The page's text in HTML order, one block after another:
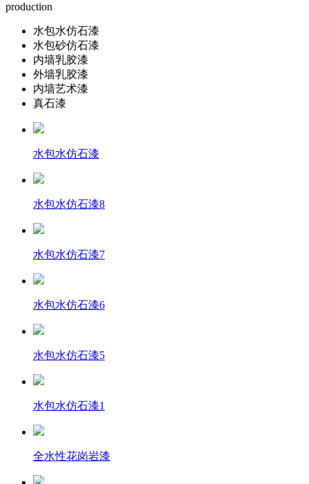
production
水包水仿石漆
水包砂仿石漆
内墙乳胶漆
外墙乳胶漆
内墙艺术漆
真石漆
水包水仿石漆
水包水仿石漆8
水包水仿石漆7
水包水仿石漆6
水包水仿石漆5
水包水仿石漆1
全水性花岗岩漆